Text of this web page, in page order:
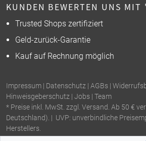
KUNDEN BEWERTEN UNS MIT
Trusted Shops zertifiziert
Geld-zurück-Garantie
Kauf auf Rechnung möglich
Impressum | Datenschutz | AGBs |
Hinweisgeberschutz | Jobs | Team
* Preise inkl. MwSt. zzgl. Versand. Ab 50 €
Deutschland). | UVP: unverbindliche
Herstellers.